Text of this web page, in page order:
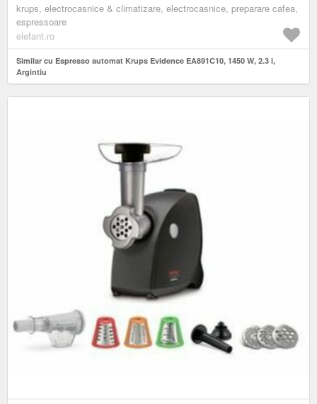
krups, electrocasnice & climatizare, electrocasnice, preparare cafea,
espressoare
elefant.ro
Similar cu Espresso automat Krups Evidence EA891C10, 1450 W, 2.3 l,
Argintiu